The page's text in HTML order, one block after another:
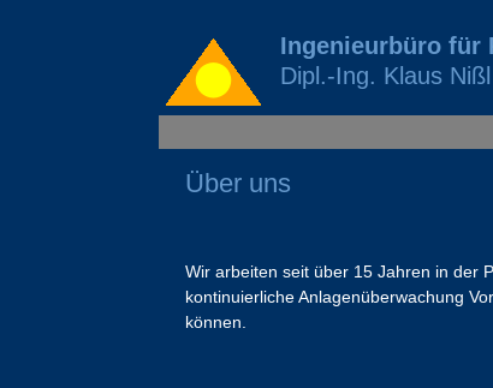
Ingenieurbüro für
Dipl.-Ing. Klaus Nißl
Über uns
Wir arbeiten seit über 15 Jahren in der
kontinuierliche Anlagenüberwachung
können.